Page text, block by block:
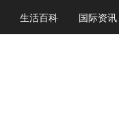
生活百科 国际资讯